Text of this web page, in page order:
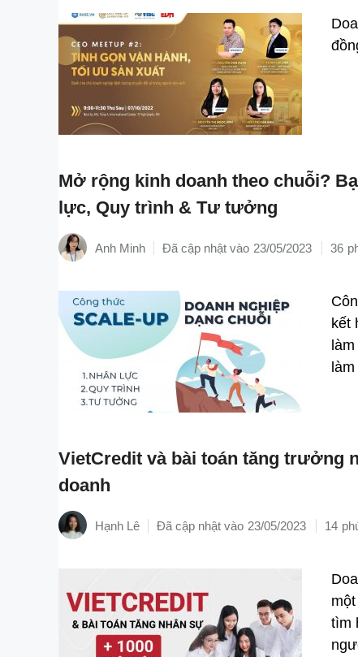
Mở rộng kinh doanh theo chuỗi?
lực, Quy trình & Tư tưởng
Anh Minh 23/05/2023 36
kết
VietCredit và bài toán tăng trưởng
doanh
Hạnh Lê 23/05/2023 14
tìm